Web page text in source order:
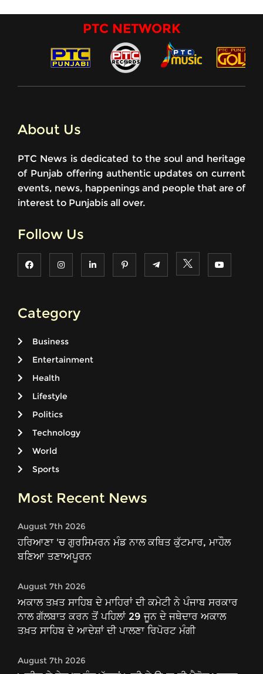
PTC NETWORK
About Us
PTC News is dedicated to the soul and heritage
of Punjab offering authentic updates on current
events, news, happenings and people that are of
interest to Punjabis all over.
Follow Us
Category
Business
Entertainment
Health
Lifestyle
Politics
Technology
World
Sports
Most Recent News
August 7th 2026
ਹਰਿਆਣਾ 'ਚ ਗੁਰਸਿਮਰਨ ਮੰਡ ਨਾਲ ਕਥਿਤ ਕੁੱਟਮਾਰ, ਮਾਹੌਲ
ਬਣਿਆ ਤਣਾਅਪੂਰਨ
August 7th 2026
ਅਕਾਲ ਤਖ਼ਤ ਸਾਹਿਬ ਦੇ ਮਾਹਿਰਾਂ ਦੀ ਕਮੇਟੀ ਨੇ ਪੰਜਾਬ ਸਰਕਾਰ
ਨਾਲ ਗੱਲਬਾਤ ਕਰਨ ਤੋਂ ਪਹਿਲਾਂ 29 ਜੂਨ ਦੇ ਜਥੇਦਾਰ ਅਕਾਲ
ਤਖ਼ਤ ਸਾਹਿਬ ਦੇ ਆਦੇਸ਼ਾਂ ਦੀ ਪਾਲਣਾ ਰਿਪੋਰਟ ਮੰਗੀ
August 7th 2026